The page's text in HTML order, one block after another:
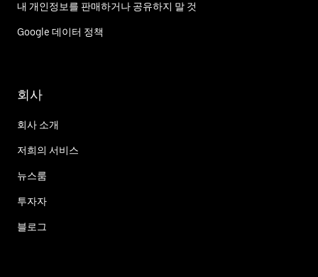
내 개인정보를 판매하거나 공유하지 말 것
Google 데이터 정책
회사
회사 소개
저희의 서비스
뉴스룸
투자자
블로그